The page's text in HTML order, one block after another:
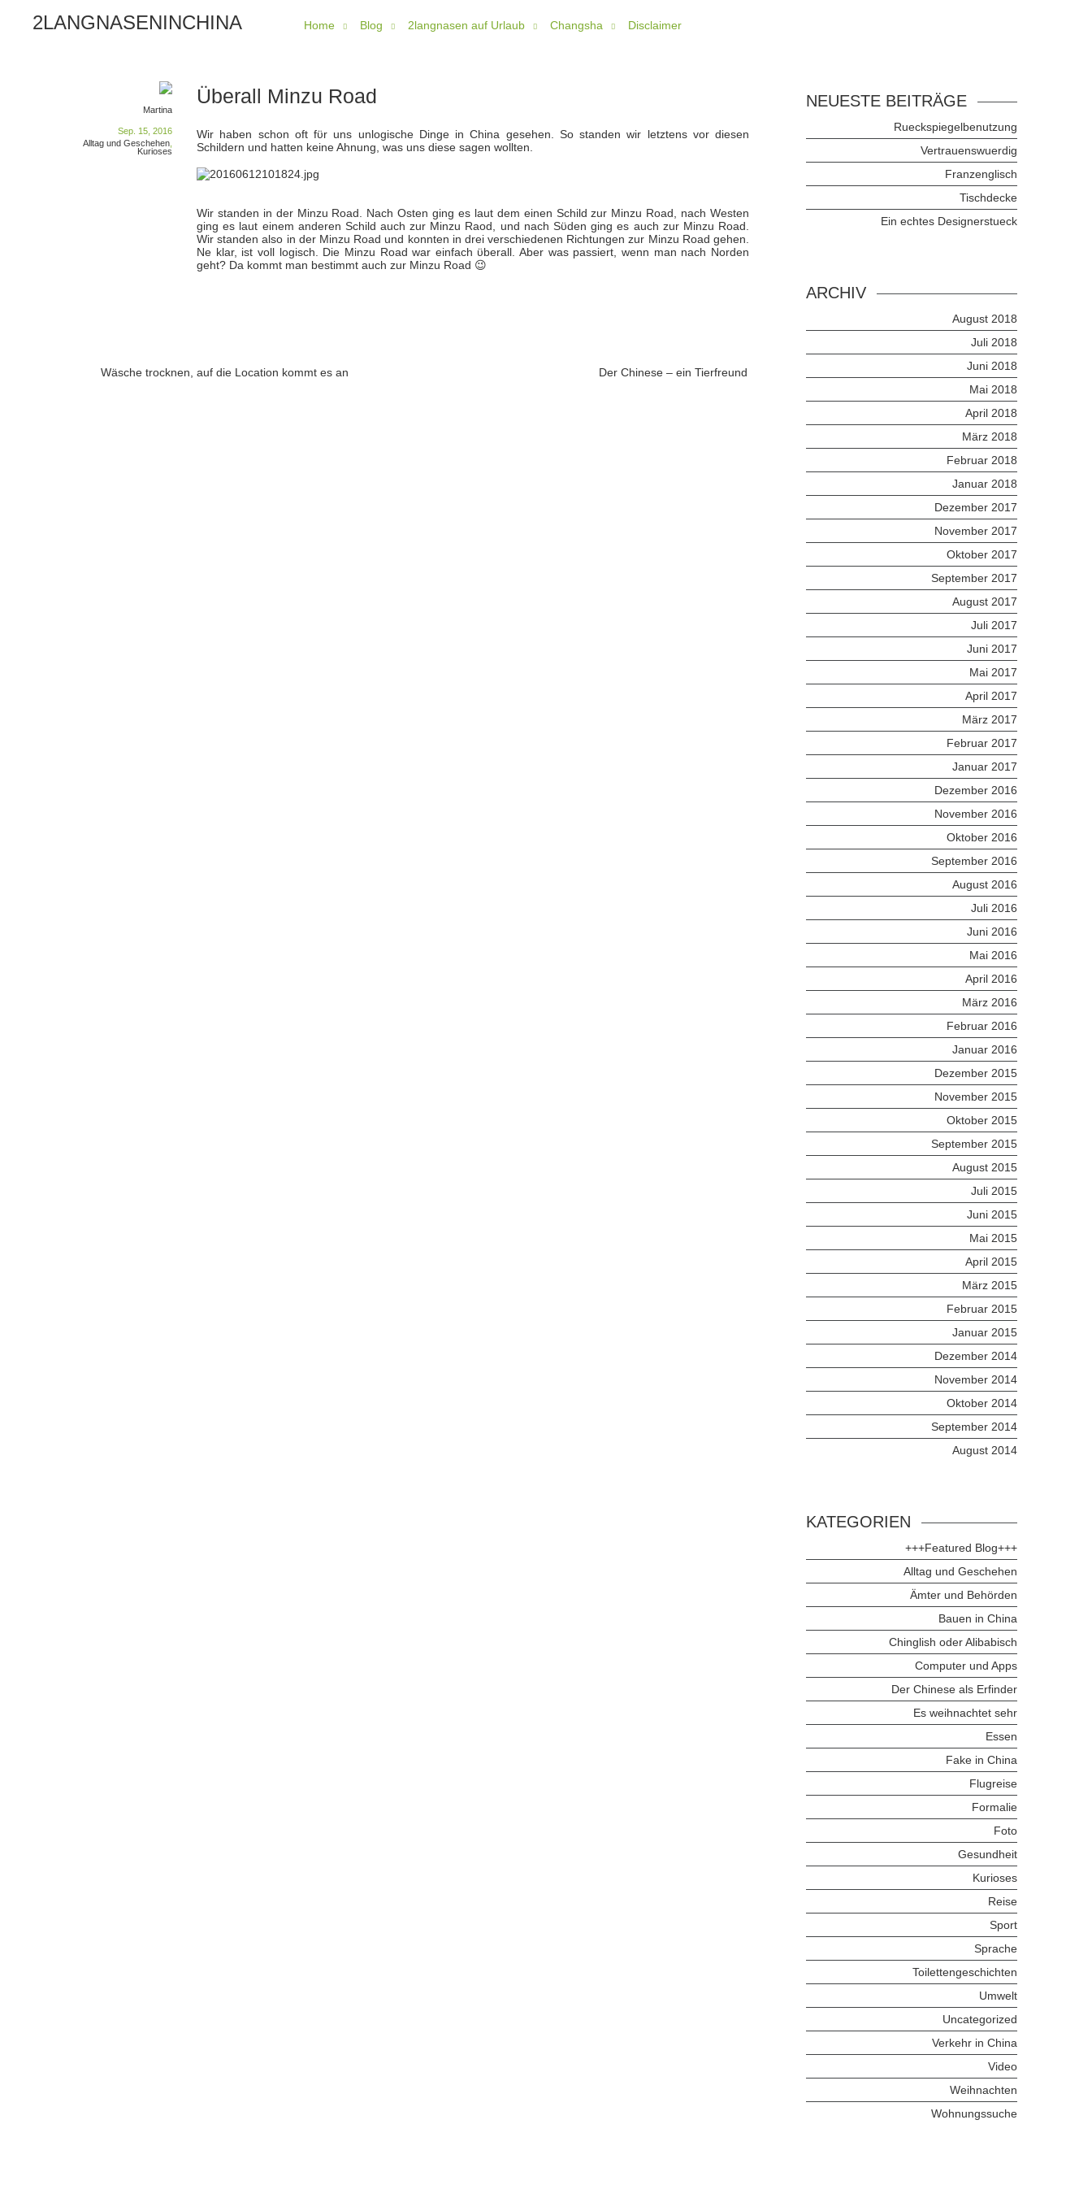
2LANGNASENINCHINA Home Blog 2langnasen auf Urlaub Changsha Disclaimer
Überall Minzu Road
Martina
Sep. 15, 2016
Alltag und Geschehen,
Kurioses
Wir haben schon oft fϋr uns unlogische Dinge in China gesehen. So standen wir letztens vor diesen
Schildern und hatten keine Ahnung, was uns diese sagen wollten.
Wir standen in der Minzu Road. Nach Osten ging es laut dem einen Schild zur Minzu Road, nach Westen
ging es laut einem anderen Schild auch zur Minzu Raod, und nach Sϋden ging es auch zur Minzu Road.
Wir standen also in der Minzu Road und konnten in drei verschiedenen Richtungen zur Minzu Road gehen.
Ne klar, ist voll logisch. Die Minzu Road war einfach ϋberall. Aber was passiert, wenn man nach Norden
geht? Da kommt man bestimmt auch zur Minzu Road 😉
Wäsche trocknen, auf die Location kommt es an Der Chinese – ein Tierfreund
NEUESTE BEITRÄGE
Rueckspiegelbenutzung
Vertrauenswuerdig
Franzenglisch
Tischdecke
Ein echtes Designerstueck
ARCHIV
August 2018
Juli 2018
Juni 2018
Mai 2018
April 2018
März 2018
Februar 2018
Januar 2018
Dezember 2017
November 2017
Oktober 2017
September 2017
August 2017
Juli 2017
Juni 2017
Mai 2017
April 2017
März 2017
Februar 2017
Januar 2017
Dezember 2016
November 2016
Oktober 2016
September 2016
August 2016
Juli 2016
Juni 2016
Mai 2016
April 2016
März 2016
Februar 2016
Januar 2016
Dezember 2015
November 2015
Oktober 2015
September 2015
August 2015
Juli 2015
Juni 2015
Mai 2015
April 2015
März 2015
Februar 2015
Januar 2015
Dezember 2014
November 2014
Oktober 2014
September 2014
August 2014
KATEGORIEN
+++Featured Blog+++
Alltag und Geschehen
Ämter und Behörden
Bauen in China
Chinglish oder Alibabisch
Computer und Apps
Der Chinese als Erfinder
Es weihnachtet sehr
Essen
Fake in China
Flugreise
Formalie
Foto
Gesundheit
Kurioses
Reise
Sport
Sprache
Toilettengeschichten
Umwelt
Uncategorized
Verkehr in China
Video
Weihnachten
Wohnungssuche